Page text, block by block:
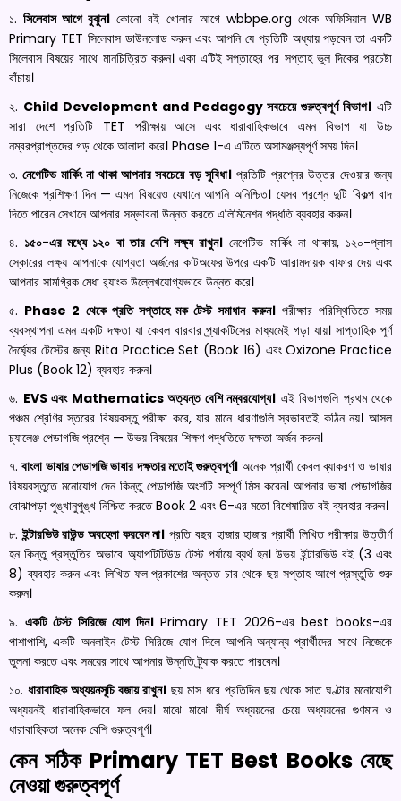
১.সিলেবাস আগে বুঝুন। কোনো বই খোলার আগে wbbpe.org থেকে অফিসিয়াল WB
Primary TET সিলেবাস ডাউনলোড করুন এবং আপনি যে প্রতিটি অধ্যায় পড়বেন তা একটি
সিলেবাস বিষয়ের সাথে মানচিত্রিত করুন। একা এটিই সপ্তাহের পর সপ্তাহ ভুল দিকের প্রচেষ্টা
বাঁচায়।
২. Child Development and Pedagogy সবচেয়ে গুরুত্বপূর্ণ বিভাগ। এটি
সারা দেশে প্রতিটি TET পরীক্ষায় আসে এবং ধারাবাহিকভাবে এমন বিভাগ যা উচ্চ
নম্বরপ্রাপ্তদের গড় থেকে আলাদা করে। Phase 1-এ এটিতে অসামঞ্জস্যপূর্ণ সময় দিন।
৩.নেগেটিভ মার্কিং না থাকা আপনার সবচেয়ে বড় সুবিধা। প্রতিটি প্রশ্নের উত্তর দেওয়ার জন্য
নিজেকে প্রশিক্ষণ দিন — এমন বিষয়েও যেখানে আপনি অনিশ্চিত। যেসব প্রশ্নে দুটি বিকল্প বাদ
দিতে পারেন সেখানে আপনার সম্ভাবনা উন্নত করতে এলিমিনেশন পদ্ধতি ব্যবহার করুন।
৪. ১৫০-এর মধ্যে ১২০ বা তার বেশি লক্ষ্য রাখুন। নেগেটিভ মার্কিং না থাকায়, ১২০-প্লাস
স্কোরের লক্ষ্য আপনাকে যোগ্যতা অর্জনের কাটঅফের উপরে একটি আরামদায়ক বাফার দেয় এবং
আপনার সামগ্রিক মেধা র‍্যাংক উল্লেখযোগ্যভাবে উন্নত করে।
৫. Phase 2 থেকে প্রতি সপ্তাহে মক টেস্ট সমাধান করুন।পরীক্ষার পরিস্থিতিতে সময়
ব্যবস্থাপনা এমন একটি দক্ষতা যা কেবল বারবার প্র্যাকটিসের মাধ্যমেই গড়া যায়। সাপ্তাহিক পূর্ণ
দৈর্ঘ্যের টেস্টের জন্য Rita Practice Set (Book 16) এবং Oxizone Practice
Plus (Book 12) ব্যবহার করুন।
৬. EVS এবং Mathematics অত্যন্ত বেশি নম্বরযোগ্য। এই বিভাগগুলি প্রথম থেকে
পঞ্চম শ্রেণির স্তরের বিষয়বস্তু পরীক্ষা করে, যার মানে ধারণাগুলি স্বভাবতই কঠিন নয়। আসল
চ্যালেঞ্জ পেডাগজি প্রশ্নে — উভয় বিষয়ের শিক্ষণ পদ্ধতিতে দক্ষতা অর্জন করুন।
৭.বাংলা ভাষার পেডাগজি ভাষার দক্ষতার মতোই গুরুত্বপূর্ণ। অনেক প্রার্থী কেবল ব্যাকরণ ও ভাষার
বিষয়বস্তুতে মনোযোগ দেন কিন্তু পেডাগজি অংশটি সম্পূর্ণ মিস করেন। আপনার ভাষা পেডাগজির
বোঝাপড়া পুঙ্খানুপুঙ্খ নিশ্চিত করতে Book 2 এবং 6-এর মতো বিশেষায়িত বই ব্যবহার করুন।
৮.ইন্টারভিউ রাউন্ড অবহেলা করবেন না। প্রতি বছর হাজার হাজার প্রার্থী লিখিত পরীক্ষায় উত্তীর্ণ
হন কিন্তু প্রস্তুতির অভাবে অ্যাপটিটিউড টেস্ট পর্যায়ে ব্যর্থ হন। উভয় ইন্টারভিউ বই (3 এবং
8) ব্যবহার করুন এবং লিখিত ফল প্রকাশের অন্তত চার থেকে ছয় সপ্তাহ আগে প্রস্তুতি শুরু
করুন।
৯. একটি টেস্ট সিরিজে যোগ দিন।Primary TET 2026-এর best books-এর
পাশাপাশি, একটি অনলাইন টেস্ট সিরিজে যোগ দিলে আপনি অন্যান্য প্রার্থীদের সাথে নিজেকে
তুলনা করতে এবং সময়ের সাথে আপনার উন্নতি ট্র্যাক করতে পারবেন।
১০. ধারাবাহিক অধ্যয়নসূচি বজায় রাখুন। ছয় মাস ধরে প্রতিদিন ছয় থেকে সাত ঘণ্টার মনোযোগী
অধ্যয়নই ধারাবাহিকভাবে ফল দেয়। মাঝে মাঝে দীর্ঘ অধ্যয়নের চেয়ে অধ্যয়নের গুণমান ও
ধারাবাহিকতা অনেক বেশি গুরুত্বপূর্ণ।
কেন সঠিক Primary TET Best Books বেছে
নেওয়া গুরুত্বপূর্ণ